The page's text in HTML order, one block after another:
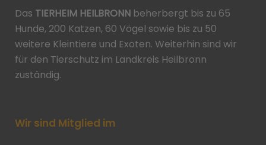
Das TIERHEIM HEILBRONN beherbergt bis zu 65
Hunde, 200 Katzen, 60 Vögel sowie bis zu 50
weitere Kleintiere und Exoten. Weiterhin sind wir
für den Tierschutz im Landkreis Heilbronn
zuständig.
Wir sind Mitglied im